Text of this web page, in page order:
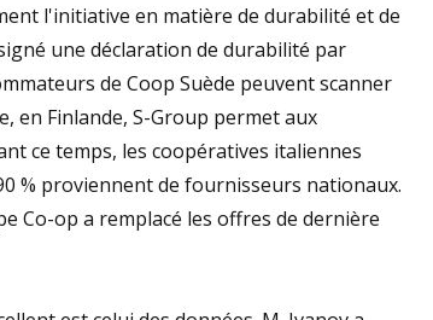
l'initiative en matière de durabilité et de
une déclaration de durabilité par
de Coop Suède peuvent scanner
en Finlande, S-Group permet aux
ce temps, les coopératives italiennes
% proviennent de fournisseurs nationaux.
Co-op a remplacé les offres de dernière